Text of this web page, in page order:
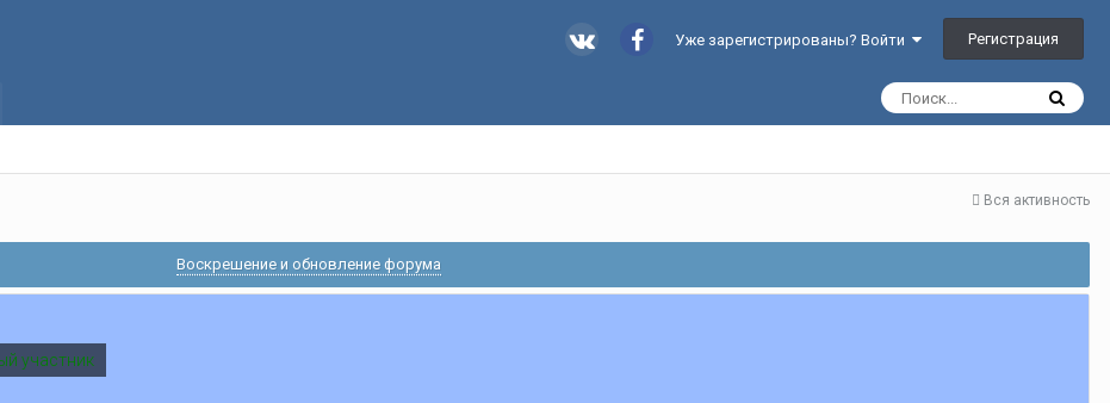
Уже зарегистрированы? Войти Регистрация
Вся активность
Воскрешение и обновление форума
участник